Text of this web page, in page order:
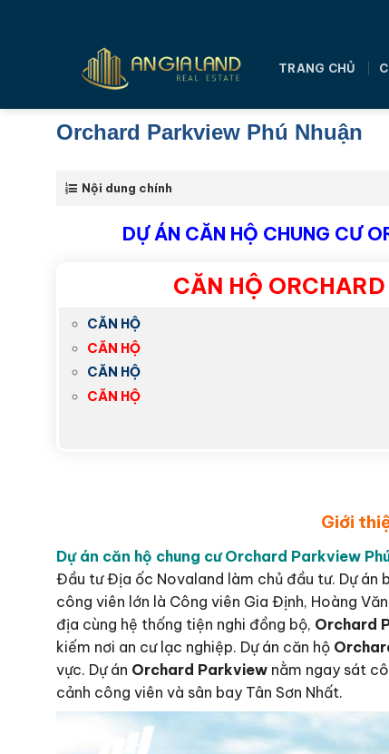
TRANG CHỦ
Orchard Parkview Phú Nhuận
Nội dung chính
DỰ ÁN CĂN HỘ CHUNG CƯ
CĂN HỘ
CĂN HỘ
CĂN HỘ
CĂN HỘ
CĂN HỘ
Giới
Dự án căn hộ chung cư Orchard Parkview
Đầu tư Địa ốc Novaland làm chủ đầu tư. Dự
công viên lớn là Công viên Gia Định, Hoàng
địa cùng hệ thống tiện nghi đồng bộ, Orchard
kiếm nơi an cư lạc nghiệp. Dự án căn hộ
vực. Dự án Orchard Parkview nằm ngay sát
cảnh công viên và sân bay Tân Sơn Nhất.